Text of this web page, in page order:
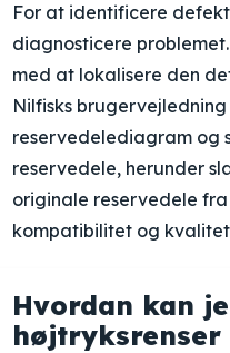
For at identificere
diagnosticere
med at lokalisere den
Nilfisks
reservedelediagram og
reservedele, herunder
originale reservedele
kompatibilitet og
Hvordan kan